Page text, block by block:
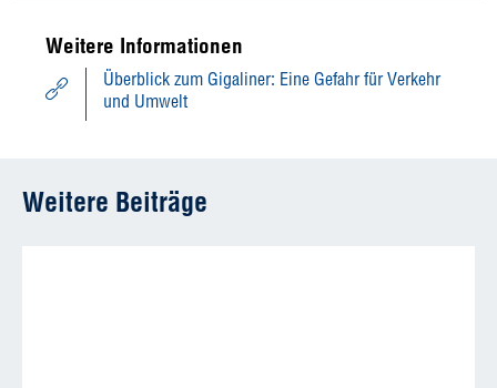
Weitere Informationen
Überblick zum Gigaliner: Eine Gefahr für Verkehr
und Umwelt
Weitere Beiträge